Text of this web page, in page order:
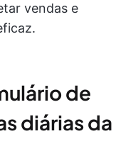
vendas e
de
diárias da